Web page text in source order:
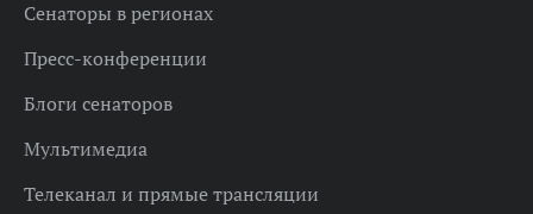
Сенаторы в регионах
Пресс-конференции
Блоги сенаторов
Мультимедиа
Телеканал и прямые трансляции